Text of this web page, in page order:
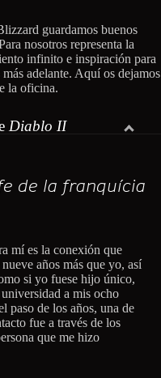
guardamos buenos
nosotros representa la
infinito e inspiración para
adelante. Aquí os dejamos
la oficina.
Diablo II
de la franquícia
mí es la conexión que
años más que yo, así
si yo fuese hijo único,
a mis ocho
paso de los años, una de
fue a través de los
que me hizo